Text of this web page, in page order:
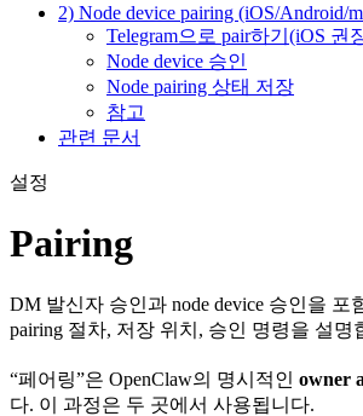
2) Node device pairing (iOS/Android/
Telegram으로 pair하기(iOS 권
Node device 승인
Node pairing 상태 저장
참고
관련 문서
설정
Pairing
DM 발신자 승인과 node device 승인을 포
pairing 절차, 저장 위치, 승인 명령을 설명
“페어링”은 OpenClaw의 명시적인 owner
다. 이 과정은 두 곳에서 사용됩니다.